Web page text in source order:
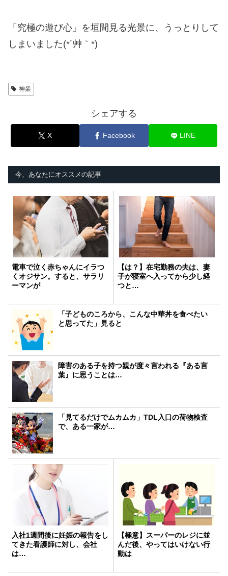
「究極の遊び心」を垣間見る光景に、うっとりして
しまいました(*´艸｀*)
神業
シェアする
X Facebook LINE
今、あなたにオススメの記事
電車で泣く赤ちゃんにイラつ
くオジサン。すると、サラリ
ーマンが
【は？】在宅勤務の夫は、妻
子が寝室へ入ってから少し経
つと…
「子どものころから、こんな中華丼を食べたい
と思ってた」見ると
障害のある子を持つ親が度々言われる『ある言
葉』に思うことは…
「見てるだけでムカムカ」TDL入口の荷物検査
で、ある一家が…
入社1週間後に妊娠の報告をし
てきた看護師に対し、会社
は…
【極意】スーパーのレジに並
んだ後、やってはいけない行
動は